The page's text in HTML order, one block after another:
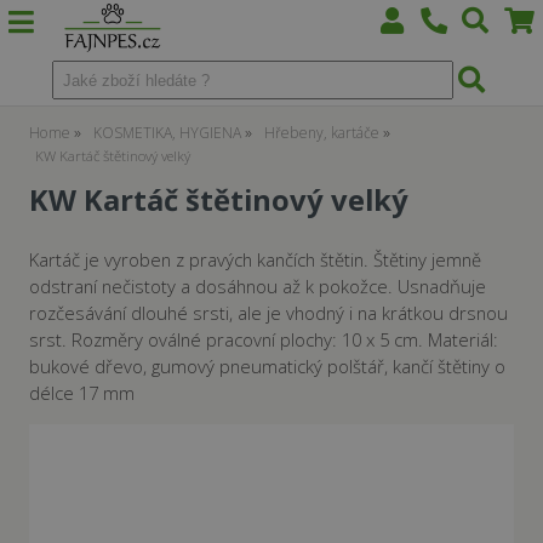
Home KOSMETIKA, HYGIENA Hřebeny, kartáče
KW Kartáč štětinový velký
KW Kartáč štětinový velký
Kartáč je vyroben z pravých kančích štětin. Štětiny jemně
odstraní nečistoty a dosáhnou až k pokožce. Usnadňuje
rozčesávání dlouhé srsti, ale je vhodný i na krátkou drsnou
srst. Rozměry oválné pracovní plochy: 10 x 5 cm. Materiál:
bukové dřevo, gumový pneumatický polštář, kančí štětiny o
délce 17 mm